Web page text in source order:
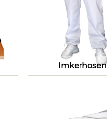
Imkerhosen